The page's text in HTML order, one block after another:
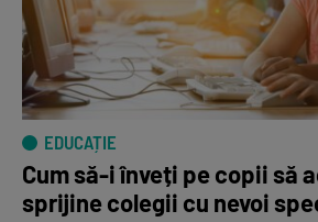
EDUCAȚIE
Cum să-i înveți pe copii să
sprijine colegii cu nevoi